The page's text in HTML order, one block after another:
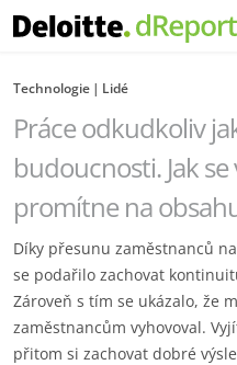
Technologie Lidé
Práce odkudkoliv
budoucnosti. Jak
promítne na
Díky přesunu zaměstnanců
se podařilo zachovat
Zároveň s tím se ukázalo, že
zaměstnancům vyhovoval.
přitom si zachovat dobré